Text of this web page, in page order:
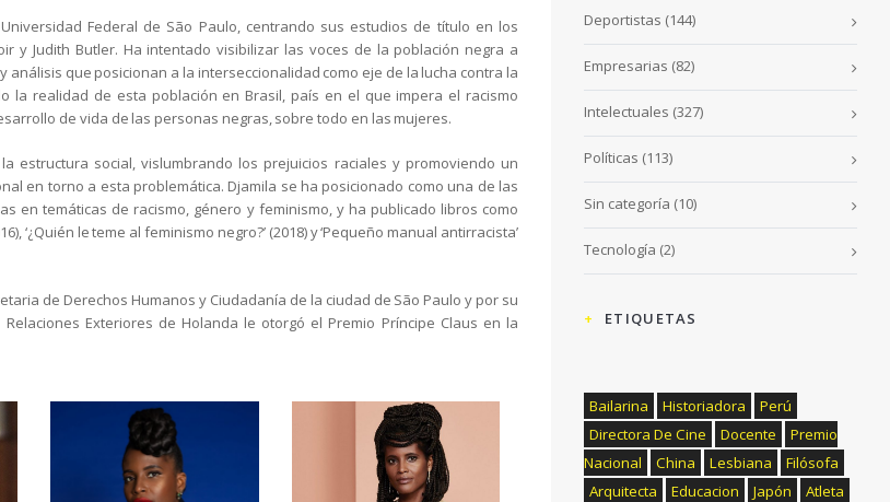
Federal de São Paulo, centrando sus estudios de título en los
y Judith Butler. Ha intentado visibilizar las voces de la población negra a
que posicionan a la interseccionalidad como eje de la lucha contra la
la realidad de esta población en Brasil, país en el que impera el racismo
de vida de las personas negras, sobre todo en las mujeres.
estructura social, vislumbrando los prejuicios raciales y promoviendo un
en torno a esta problemática. Djamila se ha posicionado como una de las
en temáticas de racismo, género y feminismo, y ha publicado libros como
‘¿Quién le teme al feminismo negro?’ (2018) y ‘Pequeño manual antirracista’
de Derechos Humanos y Ciudadanía de la ciudad de São Paulo y por su
Exteriores de Holanda le otorgó el Premio Príncipe Claus en la
Deportistas (144)
Empresarias (82)
Intelectuales (327)
Políticas (113)
Sin categoría (10)
Tecnología (2)
ETIQUETAS
Bailarina Historiadora
Perú
Directora De Cine
Docente
Premio
Nacional
China Lesbiana
Filósofa
Arquitecta
Educacion Japón
Atleta